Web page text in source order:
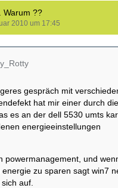
Warum ??
2010 um 17:45
gespräch mit
hat mir einer durch
es an der dell 5530 umts
energieeinstellungen
powermanagement, und
zu sparen sagt win7
auf.